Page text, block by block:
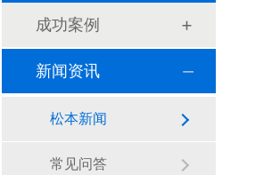
成功案例
新闻资讯
松本新闻
常见问答